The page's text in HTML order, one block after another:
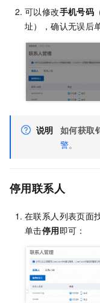
可以修改手机号码
址），确认无误后
说明 如何获取
警。
停用联系人
在联系人列表页面
单击停用即可：